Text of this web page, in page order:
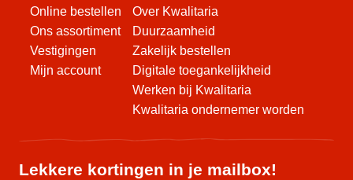
Online bestellen
Ons assortiment
Vestigingen
Mijn account
Over Kwalitaria
Duurzaamheid
Zakelijk bestellen
Digitale toegankelijkheid
Werken bij Kwalitaria
Kwalitaria ondernemer worden
Lekkere kortingen in je mailbox!